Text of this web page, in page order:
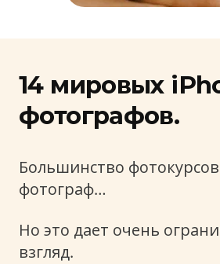
14 мировых
фотографов.
Большинство
фотограф…
Но это дает очень
взгляд.